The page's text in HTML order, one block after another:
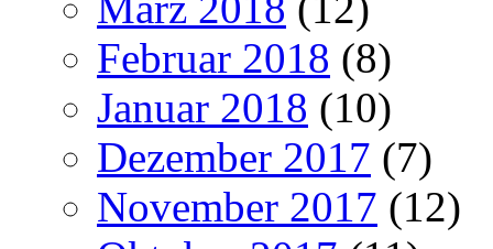
Februar 2018 (8)
Januar 2018 (10)
Dezember 2017 (7)
November 2017 (12)